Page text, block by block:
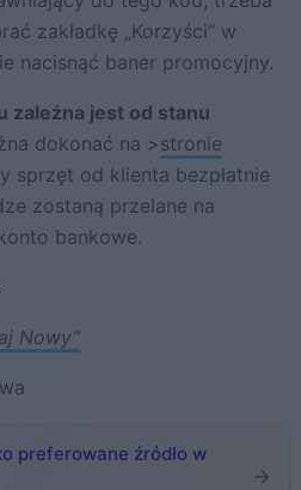
zakładkę „Korzyści” w
nacisnąć baner promocyjny.
zależna jest od stanu
dokonać na >stronie
sprzęt od klienta bezpłatnie
zostaną przelane na
bankowe.
Nowy”
preferowane źródło w